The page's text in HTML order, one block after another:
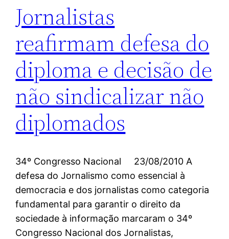
Jornalistas
reafirmam defesa do
diploma e decisão de
não sindicalizar não
diplomados
34º Congresso Nacional 23/08/2010 A
defesa do Jornalismo como essencial à
democracia e dos jornalistas como categoria
fundamental para garantir o direito da
sociedade à informação marcaram o 34º
Congresso Nacional dos Jornalistas,